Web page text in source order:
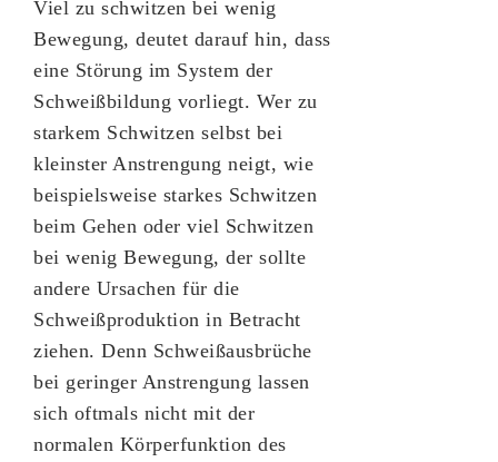
Viel zu schwitzen bei wenig
Bewegung, deutet darauf hin, dass
eine Störung im System der
Schweißbildung vorliegt. Wer zu
starkem Schwitzen selbst bei
kleinster Anstrengung neigt, wie
beispielsweise starkes Schwitzen
beim Gehen oder viel Schwitzen
bei wenig Bewegung, der sollte
andere Ursachen für die
Schweißproduktion in Betracht
ziehen. Denn Schweißausbrüche
bei geringer Anstrengung lassen
sich oftmals nicht mit der
normalen Körperfunktion des